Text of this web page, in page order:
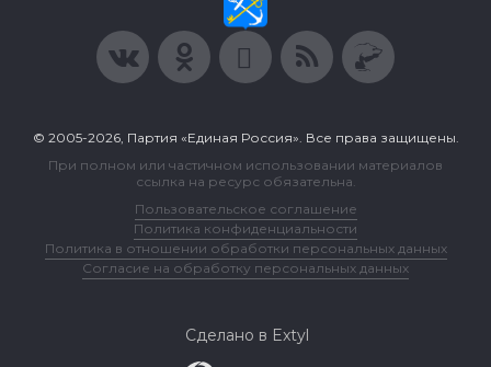
© 2005-2026, Партия «Единая Россия». Все права защищены.
При полном или частичном использовании материалов
ссылка на ресурс обязательна.
Пользовательское соглашение
Политика конфиденциальности
Политика в отношении обработки персональных данных
Согласие на обработку персональных данных
Сделано в Extyl